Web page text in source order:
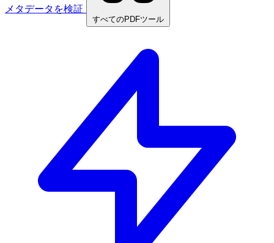
メタデータを検証
すべてのPDFツール